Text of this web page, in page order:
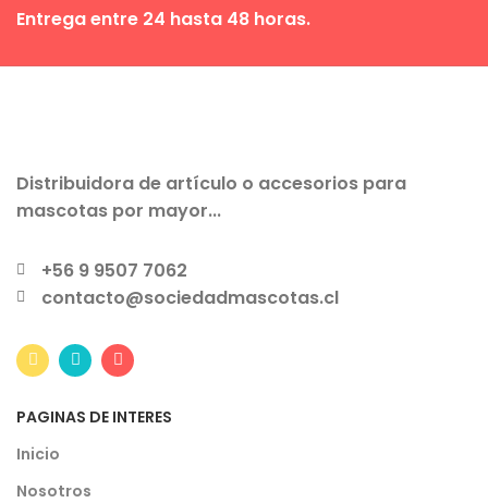
Entrega entre 24 hasta 48 horas.
Distribuidora de artículo o accesorios para
mascotas por mayor...
+56 9 9507 7062
contacto@sociedadmascotas.cl
PAGINAS DE INTERES
Inicio
Nosotros